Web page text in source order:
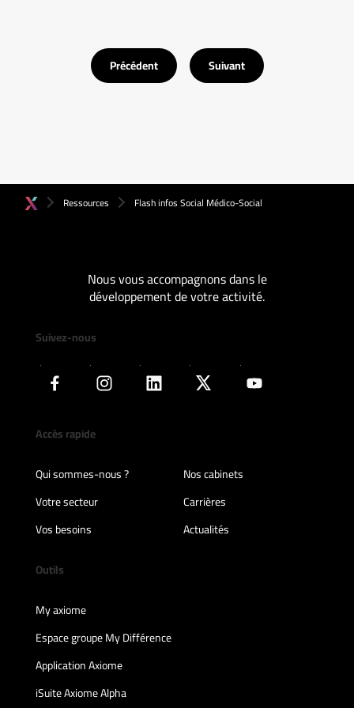
Précédent Suivant
Ressources Flash infos Social Médico-Social
Nous vous accompagnons dans le
développement de votre activité.
Suivez-nous
Accès rapide
Qui sommes-nous ?
Nos cabinets
Votre secteur
Carrières
Vos besoins
Actualités
Outils
My axiome
Espace groupe My Différence
Application Axiome
iSuite Axiome Alpha